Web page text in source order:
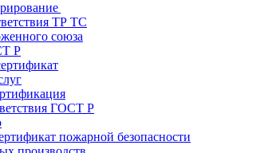
ТР ТС
союза
Р
ГОСТ Р
пожарной безопасности